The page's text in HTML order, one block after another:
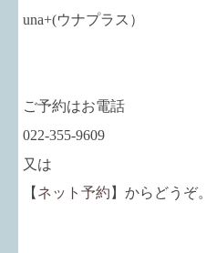
una+(ウナプラス）
ご予約はお電話
022-355-9609
又は
【 ネット予約 】からどうぞ。